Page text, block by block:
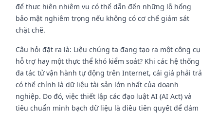
để thực hiện nhiệm vụ có thể dẫn đến những lỗ hổng
bảo mật nghiêm trọng nếu không có cơ chế giám sát
chặt chẽ.
Câu hỏi đặt ra là: Liệu chúng ta đang tạo ra một công cụ
hỗ trợ hay một thực thể khó kiểm soát? Khi các hệ thống
đa tác tử vận hành tự động trên Internet, cái giá phải trả
có thể chính là dữ liệu tài sản lớn nhất của doanh
nghiệp. Do đó, việc thiết lập các đạo luật AI (AI Act) và
tiêu chuẩn minh bạch dữ liệu là điều tiên quyết để đảm